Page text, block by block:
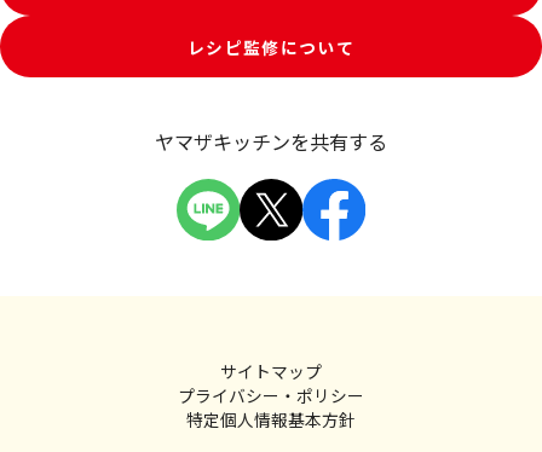
レシピ監修について
ヤマザキッチンを共有する
サイトマップ
プライバシー・ポリシー
特定個人情報基本方針